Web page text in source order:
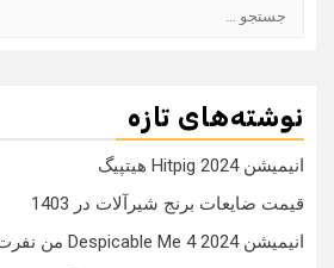
نوشته‌های تازه
انیمیشن Hitpig 2024 هیتپیگ
قیمت ضایعات برنج شیرآلات در 1403
انیمیشن Despicable Me 4 2024 من نفرت انگیز 4